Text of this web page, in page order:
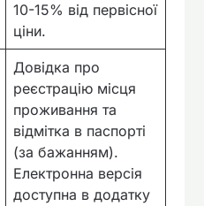
10-15% від первісної
ціни.
Довідка про
реєстрацію місця
проживання та
відмітка в паспорті
(за бажанням).
Електронна версія
доступна в додатку